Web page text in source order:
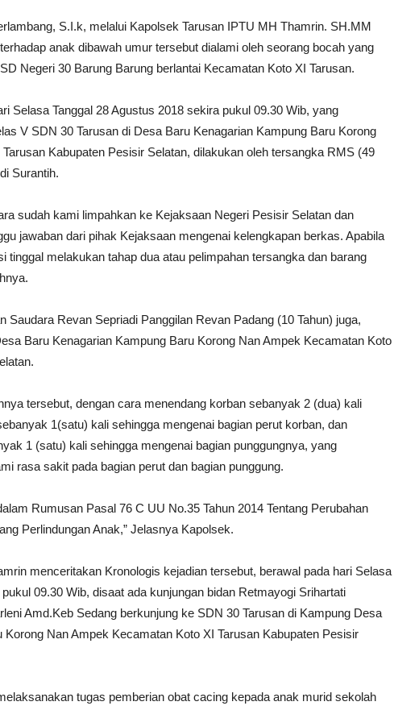
S.I.k, melalui Kapolsek Tarusan IPTU MH Thamrin. SH.MM
anak dibawah umur tersebut dialami oleh seorang bocah yang
Negeri 30 Barung Barung berlantai Kecamatan Koto XI Tarusan.
Selasa Tanggal 28 Agustus 2018 sekira pukul 09.30 Wib, yang
V SDN 30 Tarusan di Desa Baru Kenagarian Kampung Baru Korong
Kabupaten Pesisir Selatan, dilakukan oleh tersangka RMS (49
Surantih.
sudah kami limpahkan ke Kejaksaan Negeri Pesisir Selatan dan
jawaban dari pihak Kejaksaan mengenai kelengkapan berkas. Apabila
tinggal melakukan tahap dua atau pelimpahan tersangka dan barang
Saudara Revan Sepriadi Panggilan Revan Padang (10 Tahun) juga,
Baru Kenagarian Kampung Baru Korong Nan Ampek Kecamatan Koto
tersebut, dengan cara menendang korban sebanyak 2 (dua) kali
1(satu) kali sehingga mengenai bagian perut korban, dan
1 (satu) kali sehingga mengenai bagian punggungnya, yang
rasa sakit pada bagian perut dan bagian punggung.
Rumusan Pasal 76 C UU No.35 Tahun 2014 Tentang Perubahan
Perlindungan Anak,” Jelasnya Kapolsek.
menceritakan Kronologis kejadian tersebut, berawal pada hari Selasa
09.30 Wib, disaat ada kunjungan bidan Retmayogi Srihartati
Amd.Keb Sedang berkunjung ke SDN 30 Tarusan di Kampung Desa
Korong Nan Ampek Kecamatan Koto XI Tarusan Kabupaten Pesisir
tugas pemberian obat cacing kepada anak murid sekolah